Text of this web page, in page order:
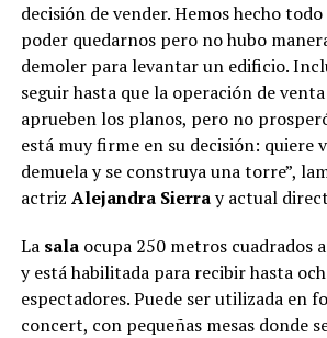
decisión de vender. Hemos hecho
poder quedarnos pero no hubo
demoler para levantar un edificio.
seguir hasta que la operación de
aprueben los planos, pero no
está muy firme en su decisión: quiere
demuela y se construya una torre”,
actriz Alejandra Sierray actual
La salaocupa 250 metros cuadrados
y está habilitada para recibir hasta
espectadores. Puede ser utilizada en
concert, con pequeñas mesas donde